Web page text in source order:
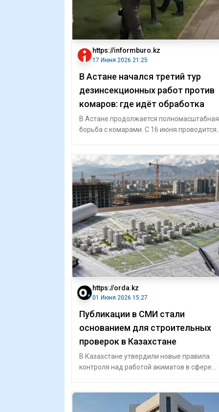
https://informburo.kz
17 Июня 2026 21:25
В Астане начался третий тур
дезинсекционных работ против
комаров: где идёт обработка
В Астане продолжается полномасштабная
борьба с комарами. С 16 июня проводится
https://orda.kz
01 Июня 2026 15:27
Публикации в СМИ стали
основанием для строительных
проверок в Казахстане
В Казахстане утвердили новые правила
контроля над работой акиматов в сфере